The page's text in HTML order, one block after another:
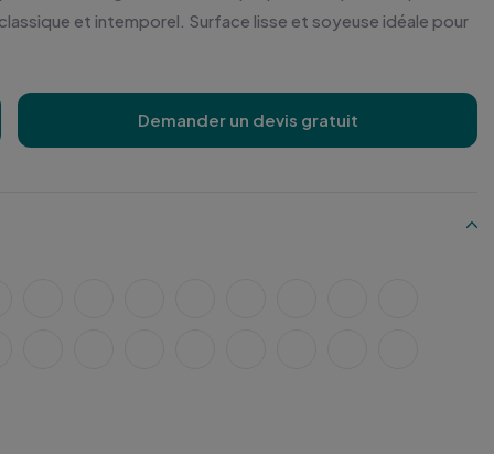
et intemporel. Surface lisse et soyeuse idéale pour
Demander un devis gratuit